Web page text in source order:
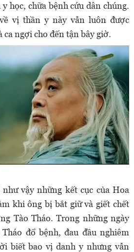
học, chữa bệnh cứu dân chúng.
vị thần y này vẫn luôn được
ngợi cho đến tận bây giờ.
vậy những kết cục của Hoa
khi ông bị bắt giữ và giết chết
Tào Tháo.Trong những ngày
đổ bệnh, đau đầu nghiêm
biết bao vị danh y nhưng vẫn